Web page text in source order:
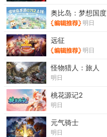
奥比岛：梦想国度
明日
远征
明日
怪物猎人：旅人
明日
桃花源记2
明日
元气骑士
明日